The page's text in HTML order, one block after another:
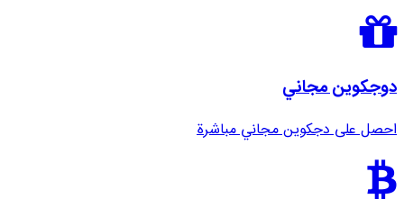
دوجكوين مجاني
احصل على دجكوين مجاني مباشرة